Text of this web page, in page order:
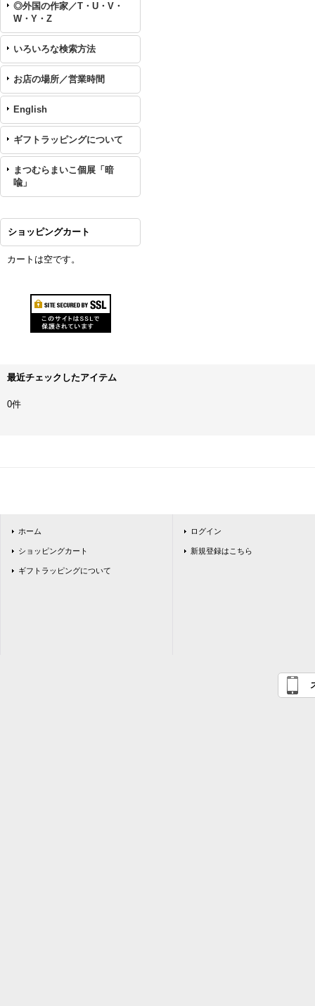
◎外国の作家／T・U・V・
W・Y・Z
いろいろな検索方法
お店の場所／営業時間
English
ギフトラッピングについて
まつむらまいこ個展「暗
喩」
ショッピングカート
カートは空です。
最近チェックしたアイテム
0件
ホーム
ショッピングカート
ギフトラッピングについて
ログイン
新規登録はこちら